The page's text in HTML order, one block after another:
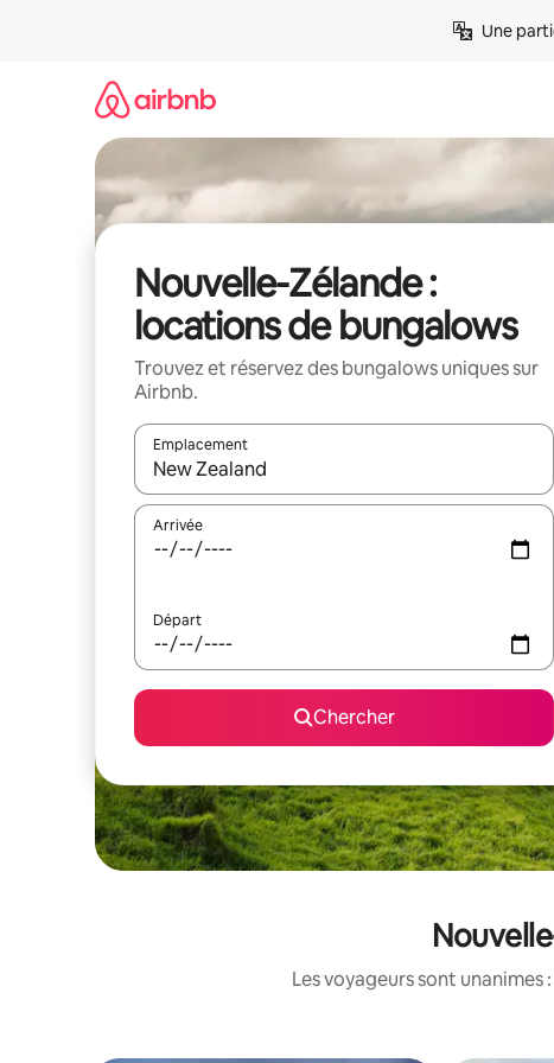
Une
Nouvelle-Zélande :
locations de bungalows
Trouvez et réservez des bungalows uniques sur
Airbnb.
Emplacement
Quand les résultats sont affichés, parcourez-les en
Arrivée
Départ
Chercher
Les voyageurs sont